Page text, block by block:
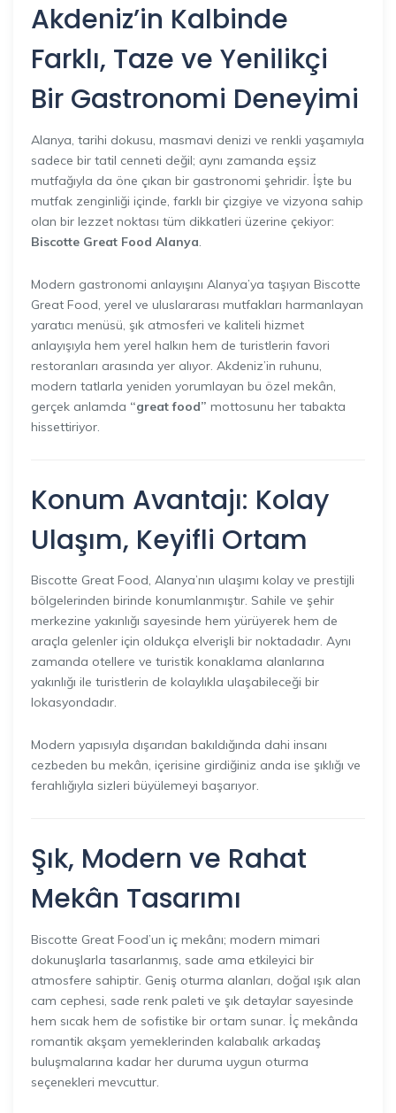
Akdeniz’in Kalbinde
Farklı, Taze ve Yenilikçi
Bir Gastronomi Deneyimi
Alanya, tarihi dokusu, masmavi denizi ve renkli yaşamıyla
sadece bir tatil cenneti değil; aynı zamanda eşsiz
mutfağıyla da öne çıkan bir gastronomi şehridir. İşte bu
mutfak zenginliği içinde, farklı bir çizgiye ve vizyona sahip
olan bir lezzet noktası tüm dikkatleri üzerine çekiyor:
Biscotte Great Food Alanya
Modern gastronomi anlayışını Alanya’ya taşıyan Biscotte
Great Food, yerel ve uluslararası mutfakları harmanlayan
yaratıcı menüsü, şık atmosferi ve kaliteli hizmet
anlayışıyla hem yerel halkın hem de turistlerin favori
restoranları arasında yer alıyor. Akdeniz’in ruhunu,
modern tatlarla yeniden yorumlayan bu özel mekân,
gerçek anlamda “great food” mottosunu her tabakta
hissettiriyor.
Konum Avantajı: Kolay
Ulaşım, Keyifli Ortam
Biscotte Great Food, Alanya’nın ulaşımı kolay ve prestijli
bölgelerinden birinde konumlanmıştır. Sahile ve şehir
merkezine yakınlığı sayesinde hem yürüyerek hem de
araçla gelenler için oldukça elverişli bir noktadadır. Aynı
zamanda otellere ve turistik konaklama alanlarına
yakınlığı ile turistlerin de kolaylıkla ulaşabileceği bir
lokasyondadır.
Modern yapısıyla dışarıdan bakıldığında dahi insanı
cezbeden bu mekân, içerisine girdiğiniz anda ise şıklığı ve
ferahlığıyla sizleri büyülemeyi başarıyor.
Şık, Modern ve Rahat
Mekân Tasarımı
Biscotte Great Food’un iç mekânı; modern mimari
dokunuşlarla tasarlanmış, sade ama etkileyici bir
atmosfere sahiptir. Geniş oturma alanları, doğal ışık alan
cam cephesi, sade renk paleti ve şık detaylar sayesinde
hem sıcak hem de sofistike bir ortam sunar. İç mekânda
romantik akşam yemeklerinden kalabalık arkadaş
buluşmalarına kadar her duruma uygun oturma
seçenekleri mevcuttur.